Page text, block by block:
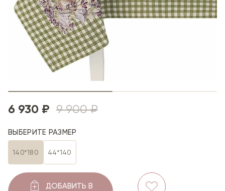
6 930 ₽ 9 900 ₽
ВЫБЕРИТЕ РАЗМЕР
140*180 44*140
ДОБАВИТЬ В